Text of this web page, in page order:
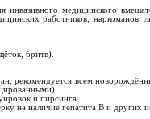
медицинского
работников,
бритв).
рекомендуется всем
и пирсинга.
на наличие гепатита B и других